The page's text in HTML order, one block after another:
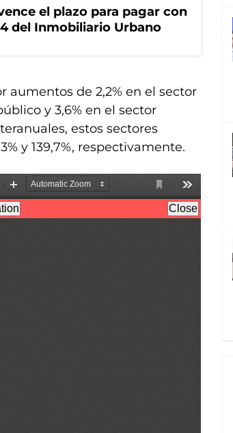
el plazo para pagar con
del Inmobiliario Urbano
aumentos de 2,2% en el sector
y 3,6% en el sector
estos sectores
y 139,7%, respectivamente.